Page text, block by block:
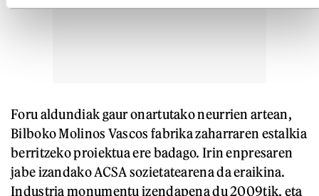
Foru aldundiak gaur onartutako neurrien artean,
Bilboko Molinos Vascos fabrika zaharraren estalkia
berritzeko proiektua ere badago. Irin enpresaren
jabe izandako ACSA sozietatearena da eraikina.
Industria monumentu izendapena du 2009tik, eta